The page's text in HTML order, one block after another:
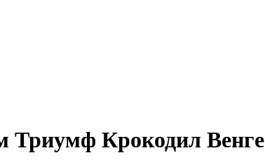
Триумф Крокодил Венге